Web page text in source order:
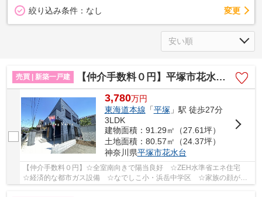
絞り込み条件： なし 変更
売買 | 新築一戸建 【仲介手数料０円】平塚市花水台 新築一戸建て
3,780万円
東海道本線 「平塚」駅 徒歩27分
3LDK
建物面積：91.29㎡（27.61坪）
土地面積：80.57㎡（24.37坪）
神奈川県平塚市花水台
【仲介手数料０円】☆全室南向きで陽当良好 ☆ZEH水準省エネ住宅
☆経済的な都市ガス設備 ☆なでしこ小・浜岳中学区 ☆家族の顔が見